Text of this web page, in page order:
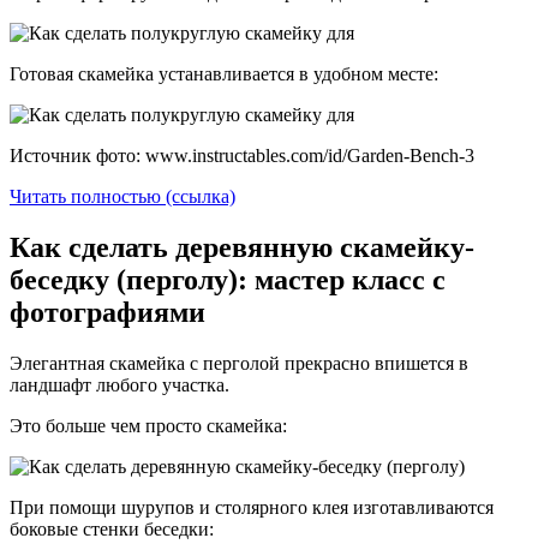
Готовая скамейка устанавливается в удобном месте:
Источник фото: www.instructables.com/id/Garden-Bench-3
Читать полностью (ссылка)
Как сделать деревянную скамейку-
беседку (перголу): мастер класс с
фотографиями
Элегантная скамейка с перголой прекрасно впишется в
ландшафт любого участка.
Это больше чем просто скамейка:
При помощи шурупов и столярного клея изготавливаются
боковые стенки беседки: